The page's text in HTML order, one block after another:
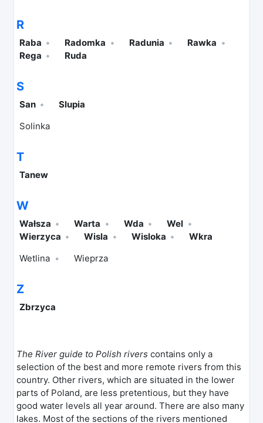
R
Raba Radomka Radunia
Rawka
Rega
Ruda
S
San
Slupia
Solinka
T
Tanew
W
Wałsza Warta Wda
Wel
Wierzyca
Wisla Wisloka
Wkra
Wetlina
Wieprza
Z
Zbrzyca
The River guide to Polish rivers contains only a
selection of the best and more remote rivers from this
country. Other rivers, which are situated in the lower
parts of Poland, are less pretentious, but they have
good water levels all year around. There are also many
lakes. Most of the sections of the rivers mentioned